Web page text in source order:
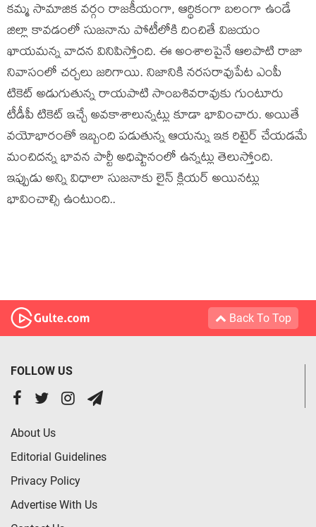
కమ్మ సామాజిక వర్గం రాజకీయంగా, ఆర్థికంగా బలంగా ఉండే
జిల్లా కావడంలో సుజనాను పోటీలోకి దించితే విజయం
ఖాయమన్న వాదన వినిపిస్తోంది. ఈ అంశాలపైనే ఆలపాటి రాజా
నివాసంలో చర్చలు జరిగాయి. నిజానికి నరసరావుపేట ఎంపీ
టికెట్ అడుగుతున్న రాయపాటి సాంబశివరావుకు గుంటూరు
టీడీపీ టికెట్ ఇచ్చే అవకాశాలున్నట్లు కూడా భావించారు. అయితే
వయోభారంతో ఇబ్బంది పడుతున్న ఆయన్ను ఇక రిటైర్ చేయడమే
మంచిదన్న భావన పార్టీ అధిష్టానంలో ఉన్నట్లు తెలుస్తోంది.
ఇప్పుడు అన్ని విధాలా సుజనాకు లైన్ క్లియర్ అయినట్లు
భావించాల్సి ఉంటుంది..
Back To Top
FOLLOW US
About Us
Editorial Guidelines
Privacy Policy
Advertise With Us